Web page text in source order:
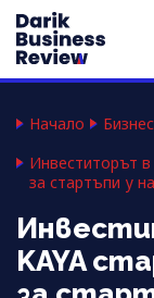
Начало
Инвеститорът
за стартъпи у
KAYA